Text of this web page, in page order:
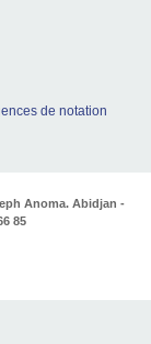
de notation
Anoma. Abidjan -
85